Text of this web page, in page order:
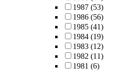
1987 (53)
1986 (56)
1985 (41)
1984 (19)
1983 (12)
1982 (11)
1981 (6)